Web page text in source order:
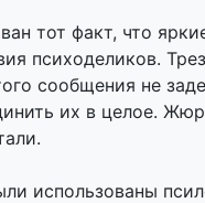
тот факт, что
психоделиков.
сообщения не
их в целое.
использованы